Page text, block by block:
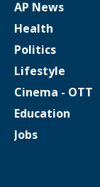
AP News
Health
Politics
Lifestyle
Cinema - OTT
Education
Jobs